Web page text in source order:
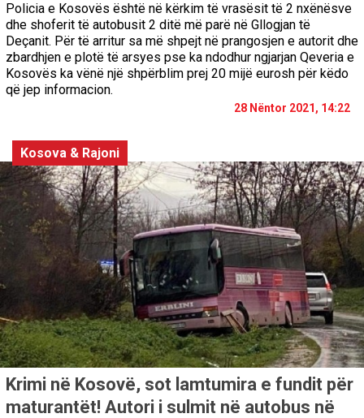
Policia e Kosovës është në kërkim të vrasësit të 2 nxënësve
dhe shoferit të autobusit 2 ditë më parë në Gllogjan të
Deçanit. Për të arritur sa më shpejt në prangosjen e autorit dhe
zbardhjen e plotë të arsyes pse ka ndodhur ngjarjan Qeveria e
Kosovës ka vënë një shpërblim prej 20 mijë eurosh për këdo
që jep informacion.
28 Nëntor 2021, 14:22
Kosova & Rajoni
Krimi në Kosovë, sot lamtumira e fundit për
maturantët! Autori i sulmit në autobus në